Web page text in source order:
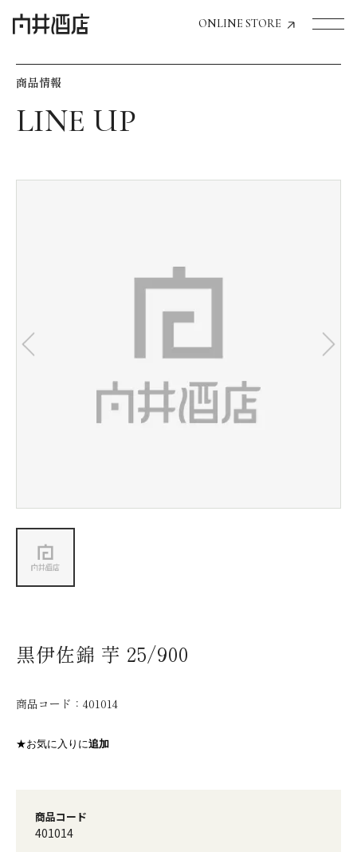
ONLINE STORE
飲食店経営のお客様
お気に入り機能の活用方法
会社情報
商品情報
黒伊佐錦 芋 25/900
商品コード： 401014
★お気に入りに追加
商品コード
401014